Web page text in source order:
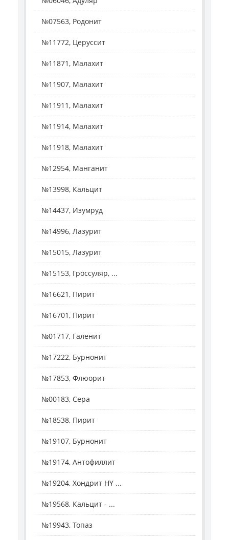
№07563, Родонит
№11772, Церуссит
№11871, Малахит
№11907, Малахит
№11911, Малахит
№11914, Малахит
№11918, Малахит
№12954, Манганит
№13998, Кальцит
№14437, Изумруд
№14996, Лазурит
№15015, Лазурит
№15153, Гроссуляр, ...
№16621, Пирит
№16701, Пирит
№01717, Галенит
№17222, Бурнонит
№17853, Флюорит
№00183, Сера
№18538, Пирит
№19107, Бурнонит
№19174, Антофиллит
№19204, Хондрит HY ...
№19568, Кальцит - ...
№19943, Топаз